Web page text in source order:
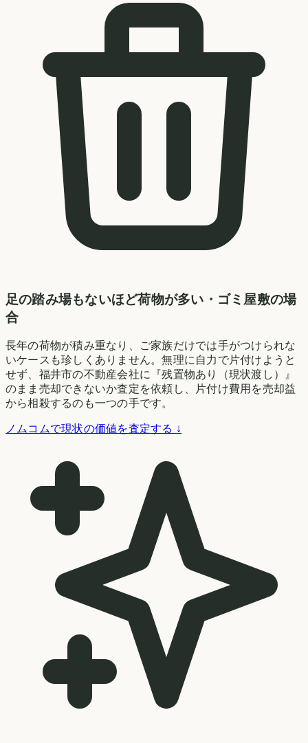
足の踏み場もないほど荷物が多い・ゴミ屋敷の場
合
長年の荷物が積み重なり、ご家族だけでは手がつけられな
いケースも珍しくありません。無理に自力で片付けようと
せず、福井市の不動産会社に『残置物あり（現状渡し）』
のまま売却できないか査定を依頼し、片付け費用を売却益
から相殺するのも一つの手です。
ノムコムで現状の価値を査定する ↓